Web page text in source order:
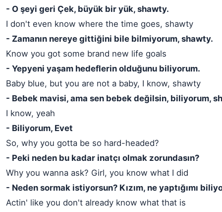
- O şeyi geri Çek, büyük bir yük, shawty.
I don't even know where the time goes, shawty
- Zamanın nereye gittiğini bile bilmiyorum, shawty.
Know you got some brand new life goals
- Yepyeni yaşam hedeflerin olduğunu biliyorum.
Baby blue, but you are not a baby, I know, shawty
- Bebek mavisi, ama sen bebek değilsin, biliyorum,
I know, yeah
- Biliyorum, Evet
So, why you gotta be so hard-headed?
- Peki neden bu kadar inatçı olmak zorundasın?
Why you wanna ask? Girl, you know what I did
- Neden sormak istiyorsun? Kızım, ne yaptığımı
Actin' like you don't already know what that is